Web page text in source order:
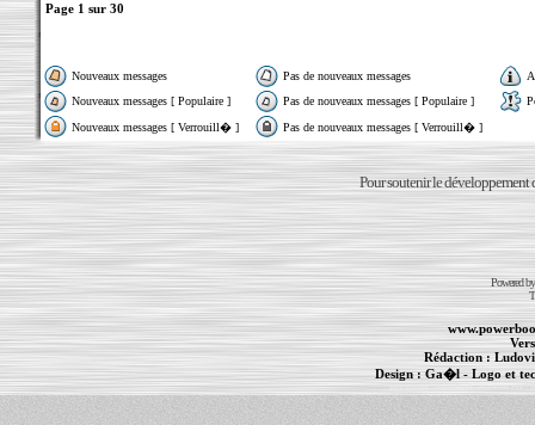
Page 1 sur 30
Nouveaux messages Pas de nouveaux messages
Nouveaux messages [ Populaire ]
Pas de nouveaux messages [ Populaire ]
Nouveaux messages [ Verrouill� ]
Pas de nouveaux messages [ Verrouill� ]
Pour soutenir le développement
Powered
Rédaction :
Design :Ga�l - Logo et
PowerBook- MacBook Pro